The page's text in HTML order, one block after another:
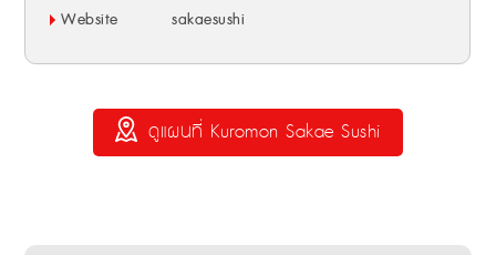
Website
sakaesushi
ดูแผนที่ Kuromon Sakae Sushi